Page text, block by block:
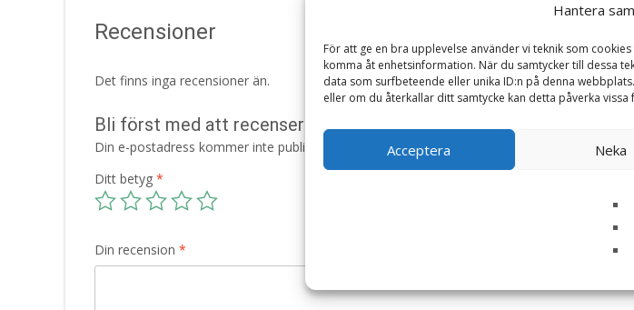
Hantera
För att ge en bra upplevelse använder vi teknik som
komma åt enhetsinformation. När du samtycker till dessa
data som surfbeteende eller unika ID:n på denna
eller om du återkallar ditt samtycke kan detta påverka vissa
Acceptera Neka
Recensioner
Det finns inga recensioner än.
Bli först med att recensera ”Hamburgerpress för fyllda hamburgare”
Din e-postadress kommer inte publiceras. Obligatoriska fält är märkta
Ditt betyg *
Din recension *